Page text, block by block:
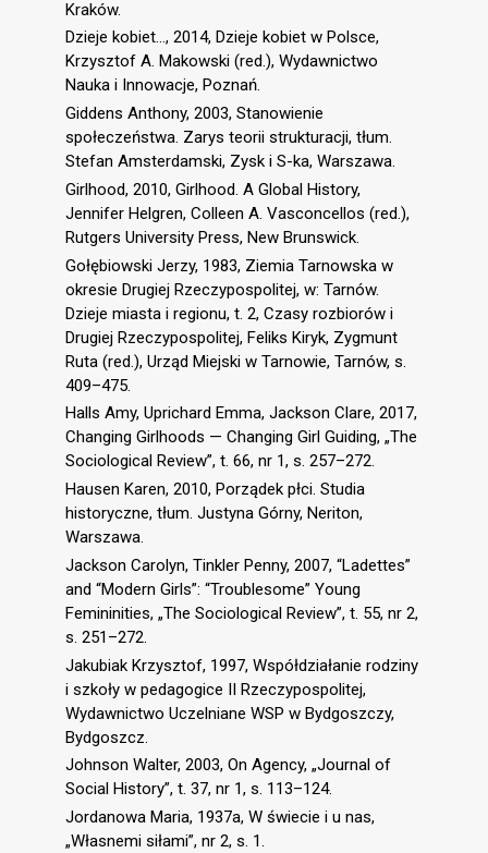
Kraków.
Dzieje kobiet…, 2014, Dzieje kobiet w Polsce,
Krzysztof A. Makowski (red.), Wydawnictwo
Nauka i Innowacje, Poznań.
Giddens Anthony, 2003, Stanowienie
społeczeństwa. Zarys teorii strukturacji, tłum.
Stefan Amsterdamski, Zysk i S-ka, Warszawa.
Girlhood, 2010, Girlhood. A Global History,
Jennifer Helgren, Colleen A. Vasconcellos (red.),
Rutgers University Press, New Brunswick.
Gołębiowski Jerzy, 1983, Ziemia Tarnowska w
okresie Drugiej Rzeczypospolitej, w: Tarnów.
Dzieje miasta i regionu, t. 2, Czasy rozbiorów i
Drugiej Rzeczypospolitej, Feliks Kiryk, Zygmunt
Ruta (red.), Urząd Miejski w Tarnowie, Tarnów, s.
409–475.
Halls Amy, Uprichard Emma, Jackson Clare, 2017,
Changing Girlhoods — Changing Girl Guiding, „The
Sociological Review”, t. 66, nr 1, s. 257–272.
Hausen Karen, 2010, Porządek płci. Studia
historyczne, tłum. Justyna Górny, Neriton,
Warszawa.
Jackson Carolyn, Tinkler Penny, 2007, “Ladettes”
and “Modern Girls”: “Troublesome” Young
Femininities, „The Sociological Review”, t. 55, nr 2,
s. 251–272.
Jakubiak Krzysztof, 1997, Współdziałanie rodziny
i szkoły w pedagogice II Rzeczypospolitej,
Wydawnictwo Uczelniane WSP w Bydgoszczy,
Bydgoszcz.
Johnson Walter, 2003, On Agency, „Journal of
Social History”, t. 37, nr 1, s. 113–124.
Jordanowa Maria, 1937a, W świecie i u nas,
„Własnemi siłami”, nr 2, s. 1.